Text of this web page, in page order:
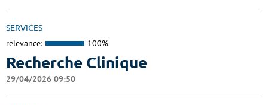
SERVICES
relevance: 100%
Recherche Clinique
29/04/2026 09:50